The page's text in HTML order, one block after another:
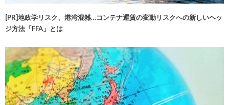
[PR]地政学リスク、港湾混雑…コンテナ運賃の変動リスクへの新しいヘッ
ジ方法「FFA」とは